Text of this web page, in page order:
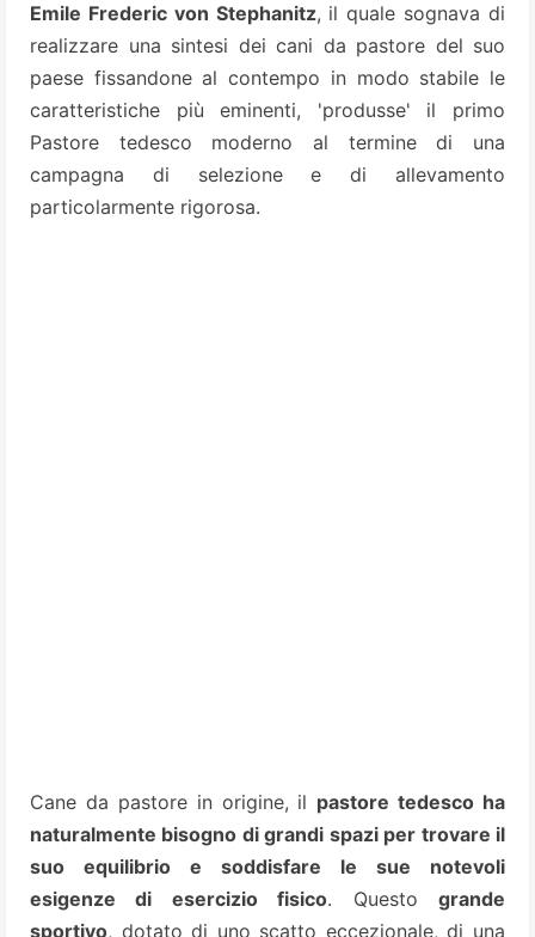
Emile Frederic von Stephanitz, il quale sognava di
realizzare una sintesi dei cani da pastore del suo
paese fissandone al contempo in modo stabile le
caratteristiche più eminenti, 'produsse' il primo
Pastore tedesco moderno al termine di una
campagna di selezione e di allevamento
particolarmente rigorosa.
Cane da pastore in origine, il pastore tedesco ha
naturalmente bisogno di grandi spazi per trovare il
suo equilibrio e soddisfare le sue notevoli
esigenze di esercizio fisico. Questogrande
sportivo, dotato di uno scatto eccezionale, di una